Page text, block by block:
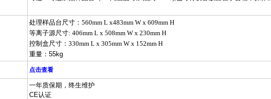
处理样品台尺寸： 560mm L x483mm W x 609mm H
等离子源尺寸: 406mm L x 508mm W x 230mm H
控制盒尺寸： 330mm L x 305mm W x 152mm H
重量：55kg
点击查看
一年质保期，终生维护
CE认证